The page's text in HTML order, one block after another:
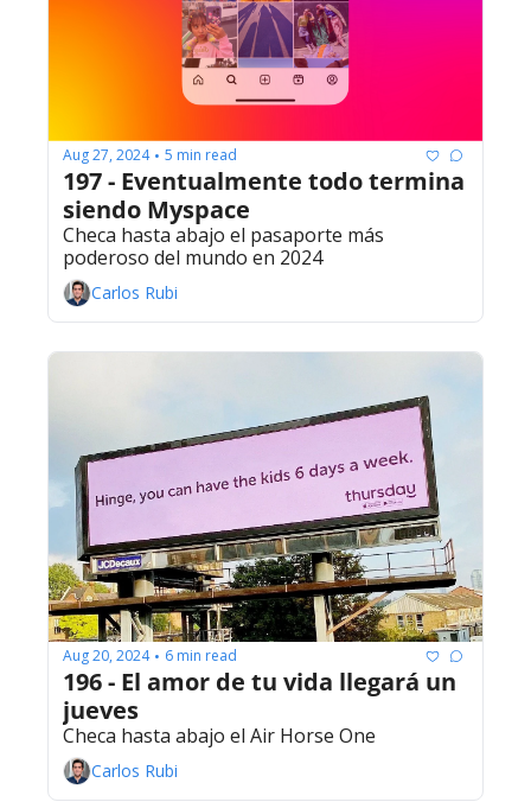
Aug 27, 2024 • 5 min read
197 - Eventualmente todo termina
siendo Myspace
Checa hasta abajo el pasaporte más
poderoso del mundo en 2024
Carlos Rubi
Aug 20, 2024 • 6 min read
196 - El amor de tu vida llegará un
jueves
Checa hasta abajo el Air Horse One
Carlos Rubi